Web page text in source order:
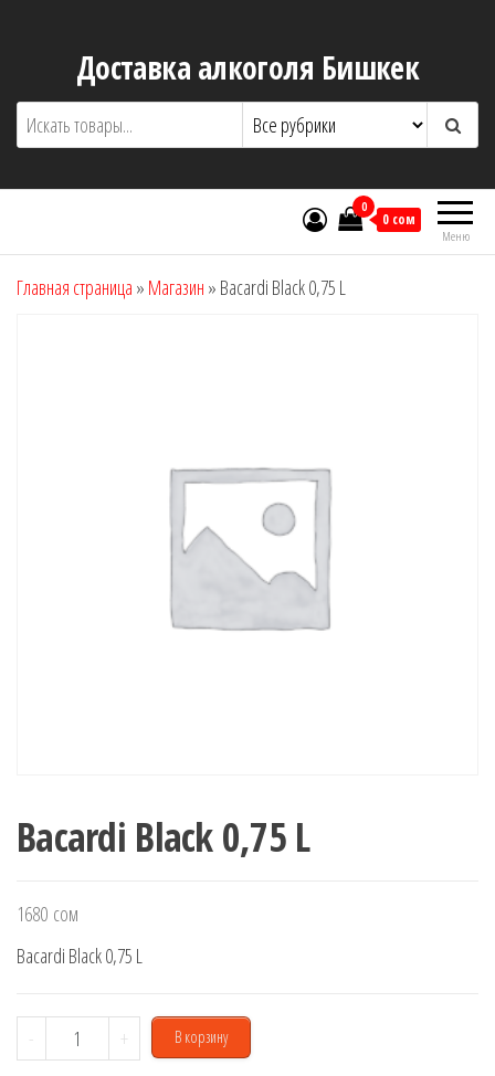
содержимомуДоставка алкоголя Бишкек
Меню
0
0 сом
Главная страница » Магазин » Bacardi Black 0,75 L
Bacardi Black 0,75 L
1680 сом
Bacardi Black 0,75 L
-
Количество
товара
+ В корзину